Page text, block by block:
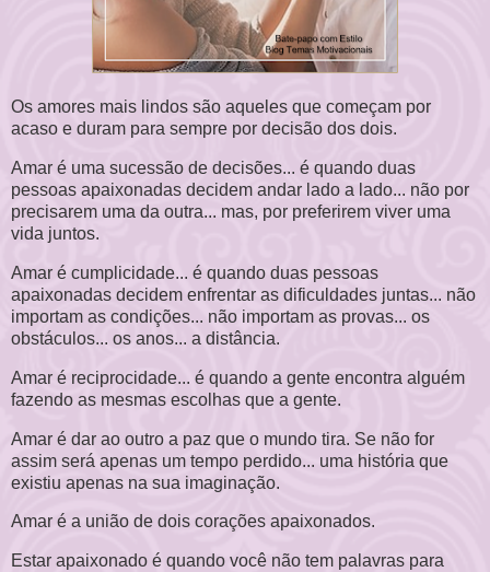
Os amores mais lindos são aqueles que começam por
acaso e duram para sempre por decisão dos dois.
Amar é uma sucessão de decisões... é quando duas
pessoas apaixonadas decidem andar lado a lado... não por
precisarem uma da outra... mas, por preferirem viver uma
vida juntos.
Amar é cumplicidade... é quando duas pessoas
apaixonadas decidem enfrentar as dificuldades juntas... não
importam as condições... não importam as provas... os
obstáculos... os anos... a distância.
Amar é reciprocidade... é quando a gente encontra alguém
fazendo as mesmas escolhas que a gente.
Amar é dar ao outro a paz que o mundo tira. Se não for
assim será apenas um tempo perdido... uma história que
existiu apenas na sua imaginação.
Amar é a união de dois corações apaixonados.
Estar apaixonado é quando você não tem palavras para